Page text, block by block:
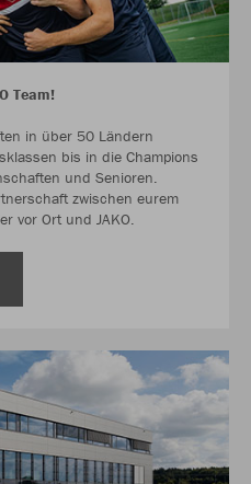
Team!
in über 50 Ländern
bis in die Champions
und Senioren.
zwischen eurem
vor Ort und JAKO.